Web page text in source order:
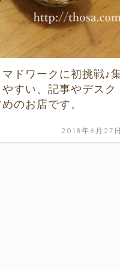
ドワークに初挑戦♪
すい、記事やデスク
のお店です。
2018年6月27